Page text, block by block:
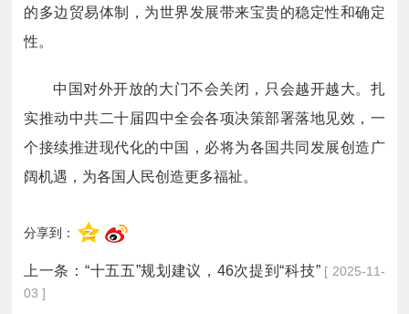
的多边贸易体制，为世界发展带来宝贵的稳定性和确定
性。
中国对外开放的大门不会关闭，只会越开越大。扎
实推动中共二十届四中全会各项决策部署落地见效，一
个接续推进现代化的中国，必将为各国共同发展创造广
阔机遇，为各国人民创造更多福祉。
分享到：
上一条： “十五五”规划建议，46次提到“科技” [ 2025-11-
03 ]